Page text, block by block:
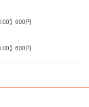
】600円
】600円